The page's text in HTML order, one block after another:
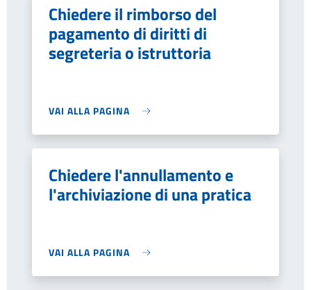
Chiedere il rimborso del
pagamento di diritti di
segreteria o istruttoria
VAI ALLA PAGINA
Chiedere l'annullamento e
l'archiviazione di una pratica
VAI ALLA PAGINA